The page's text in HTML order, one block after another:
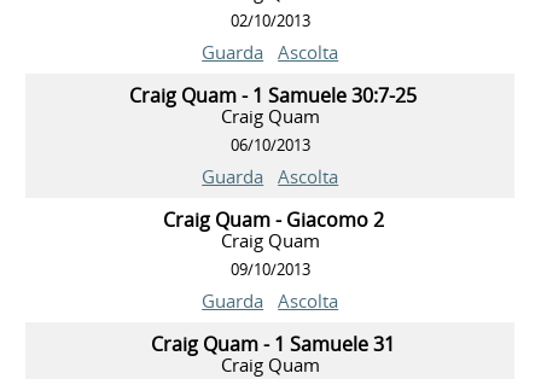
02/10/2013
Guarda Ascolta
Craig Quam - 1 Samuele 30:7-25
Craig Quam
06/10/2013
Guarda Ascolta
Craig Quam - Giacomo 2
Craig Quam
09/10/2013
Guarda Ascolta
Craig Quam - 1 Samuele 31
Craig Quam